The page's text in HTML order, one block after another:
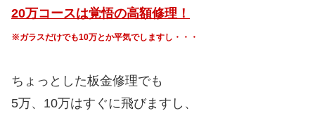
20万コースは覚悟の高額修理！
※ガラスだけでも10万とか平気でしますし・・・
ちょっとした板金修理でも
5万、10万はすぐに飛びますし、